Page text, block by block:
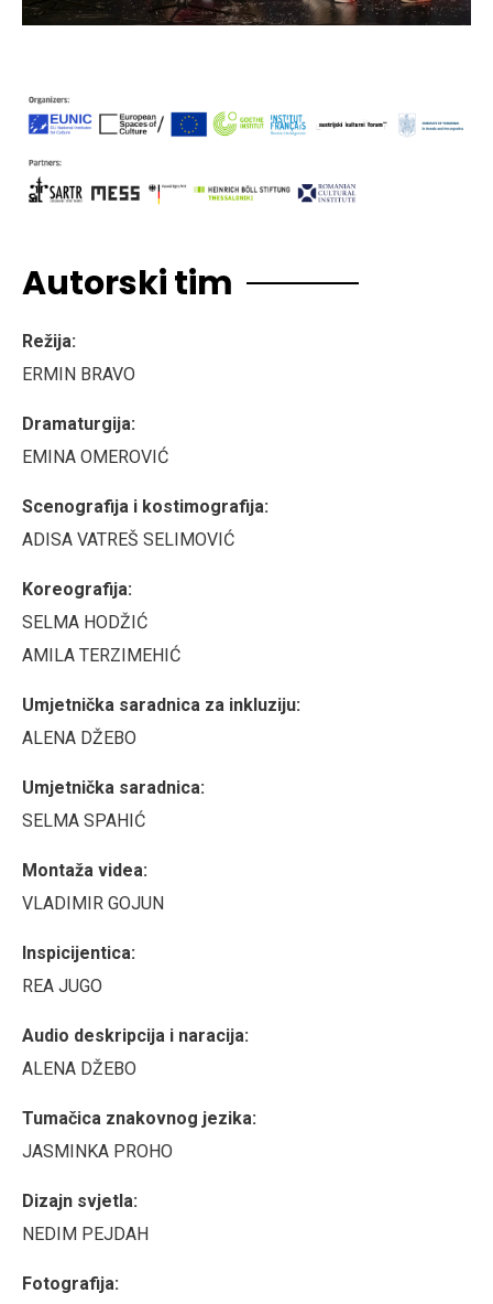
Autorski tim
Režija:
ERMIN BRAVO
Dramaturgija:
EMINA OMEROVIĆ
Scenografija i kostimografija:
ADISA VATREŠ SELIMOVIĆ
Koreografija:
SELMA HODŽIĆ
AMILA TERZIMEHIĆ
Umjetnička saradnica za inkluziju:
ALENA DŽEBO
Umjetnička saradnica:
SELMA SPAHIĆ
Montaža videa:
VLADIMIR GOJUN
Inspicijentica:
REA JUGO
Audio deskripcija i naracija:
ALENA DŽEBO
Tumačica znakovnog jezika:
JASMINKA PROHO
Dizajn svjetla:
NEDIM PEJDAH
Fotografija: